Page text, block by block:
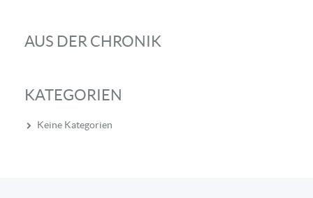
AUS DER CHRONIK
KATEGORIEN
Keine Kategorien